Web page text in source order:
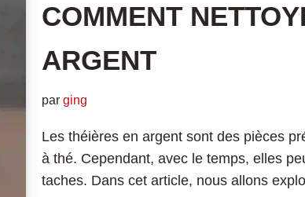
COMMENT
ARGENT
par ging
Les théières en argent sont des pièces
à thé. Cependant, avec le temps, elles
taches. Dans cet article, nous allons